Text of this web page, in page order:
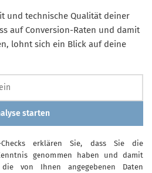
und technische Qualität deiner
auf Conversion-Raten und damit
lohnt sich ein Blick auf deine
starten
erklären Sie, dass Sie die
genommen haben und damit
von Ihnen angegebenen Daten